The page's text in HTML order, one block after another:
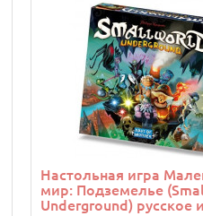
Настольная игра
мир: Подземелье
Underground) русское